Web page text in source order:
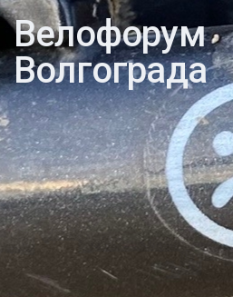
Велофорум
Волгограда